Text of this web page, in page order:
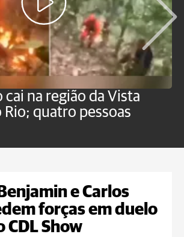
na região da Vista
Rio; quatro pessoas
e Carlos
forças em duelo
CDL Show